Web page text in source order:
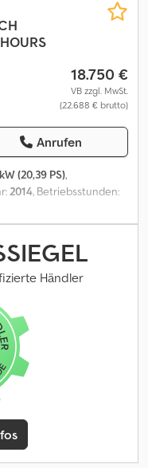
18.750 €
VB zzgl. MwSt.
(22.688 € brutto)
Anrufen
(20,39 PS),
2014, Betriebsstunden:
Antrieb: Raupe
Kennzeichnung: ja
gut
Händler